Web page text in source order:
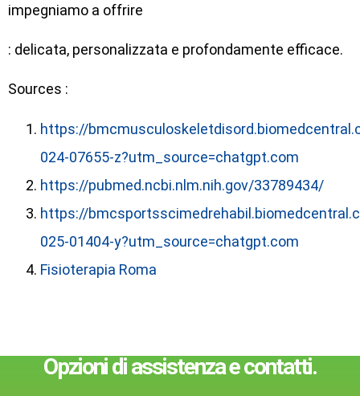
impegniamo a offrire
: delicata, personalizzata e profondamente efficace.
Sources :
https://
024-07655-z?utm_source=chatgpt.com
https://pubmed.ncbi.nlm.nih.gov/33789434/
https://
025-01404-y?utm_source=chatgpt.com
Fisioterapia Roma
Opzioni di assistenza e contatti.